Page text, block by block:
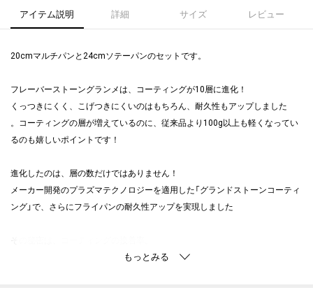
アイテム説明 詳細 サイズ レビュー
20cmマルチパンと24cmソテーパンのセットです。
フレーバーストーングランメは、コーティングが10層に進化！
くっつきにくく、こげつきにくいのはもちろん、耐久性もアップしました
。コーティングの層が増えているのに、従来品より100g以上も軽くなってい
るのも嬉しいポイントです！
進化したのは、層の数だけではありません！
メーカー開発のプラズマテクノロジーを適用した「グランドストーンコーティ
ング」で、さらにフライパンの耐久性アップを実現しました
その秘密は、コーティングの接着率。
プラズマテクノロジーを使い、コーティングとフライパン本体のアルミニウ